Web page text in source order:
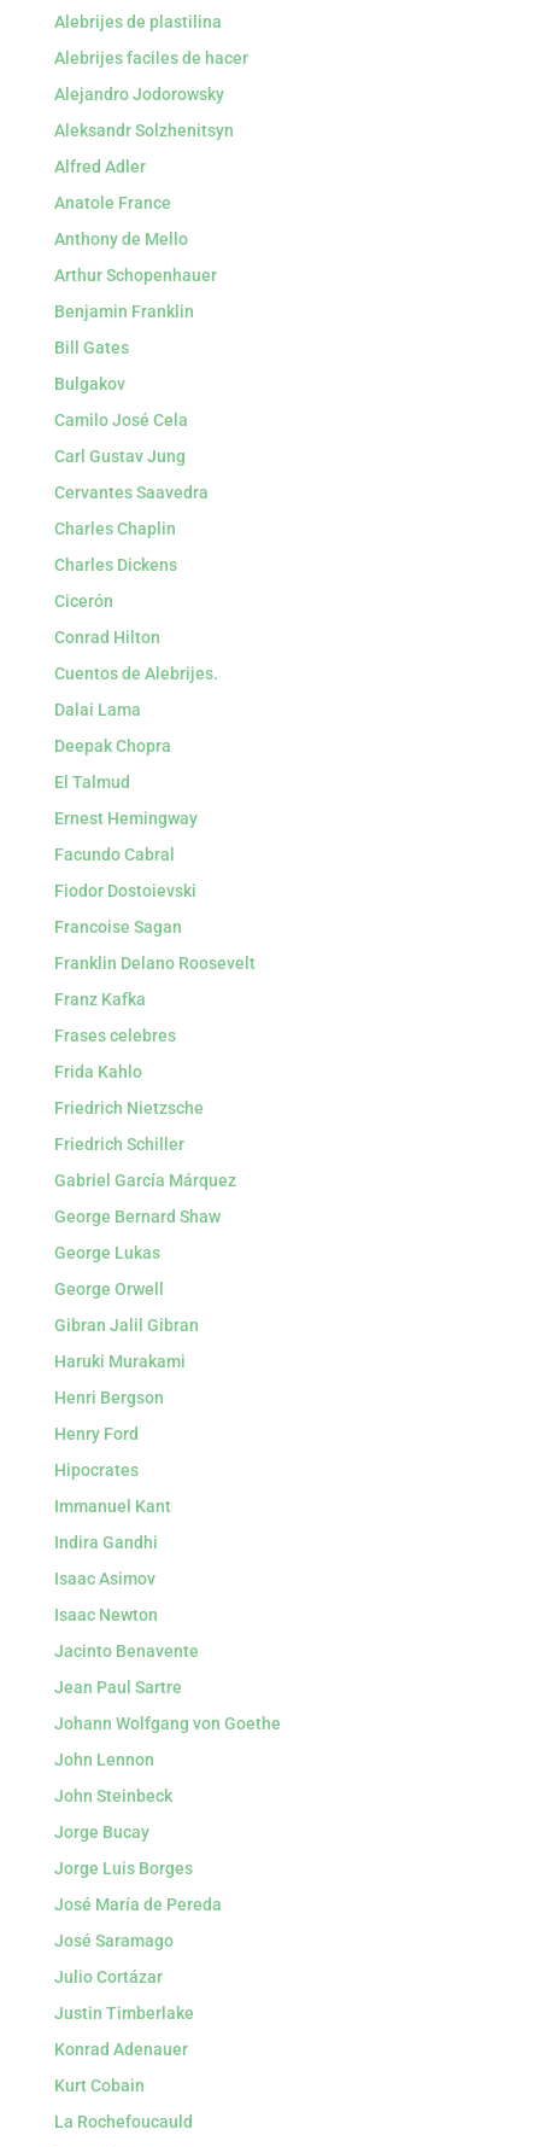
Alebrijes de plastilina
Alebrijes faciles de hacer
Alejandro Jodorowsky
Aleksandr Solzhenitsyn
Alfred Adler
Anatole France
Anthony de Mello
Arthur Schopenhauer
Benjamin Franklin
Bill Gates
Bulgakov
Camilo José Cela
Carl Gustav Jung
Cervantes Saavedra
Charles Chaplin
Charles Dickens
Cicerón
Conrad Hilton
Cuentos de Alebrijes.
Dalai Lama
Deepak Chopra
El Talmud
Ernest Hemingway
Facundo Cabral
Fiodor Dostoievski
Francoise Sagan
Franklin Delano Roosevelt
Franz Kafka
Frases celebres
Frida Kahlo
Friedrich Nietzsche
Friedrich Schiller
Gabriel García Márquez
George Bernard Shaw
George Lukas
George Orwell
Gibran Jalil Gibran
Haruki Murakami
Henri Bergson
Henry Ford
Hipocrates
Immanuel Kant
Indira Gandhi
Isaac Asimov
Isaac Newton
Jacinto Benavente
Jean Paul Sartre
Johann Wolfgang von Goethe
John Lennon
John Steinbeck
Jorge Bucay
Jorge Luis Borges
José María de Pereda
José Saramago
Julio Cortázar
Justin Timberlake
Konrad Adenauer
Kurt Cobain
La Rochefoucauld